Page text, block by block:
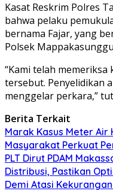
Kasat Reskrim Polres
bahwa pelaku
bernama Fajar, yang
Polsek
“Kami telah
tersebut. Penyelidikan
menggelar perkara,”
Berita Terkait
Marak Kasus Meter Air
Masyarakat Perkuat
PLT Dirut PDAM
Distribusi, Pastikan
Demi Atasi